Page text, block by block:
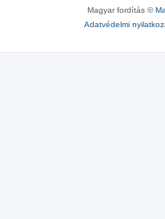
Magyar fordítás ©
Adatvédelmi